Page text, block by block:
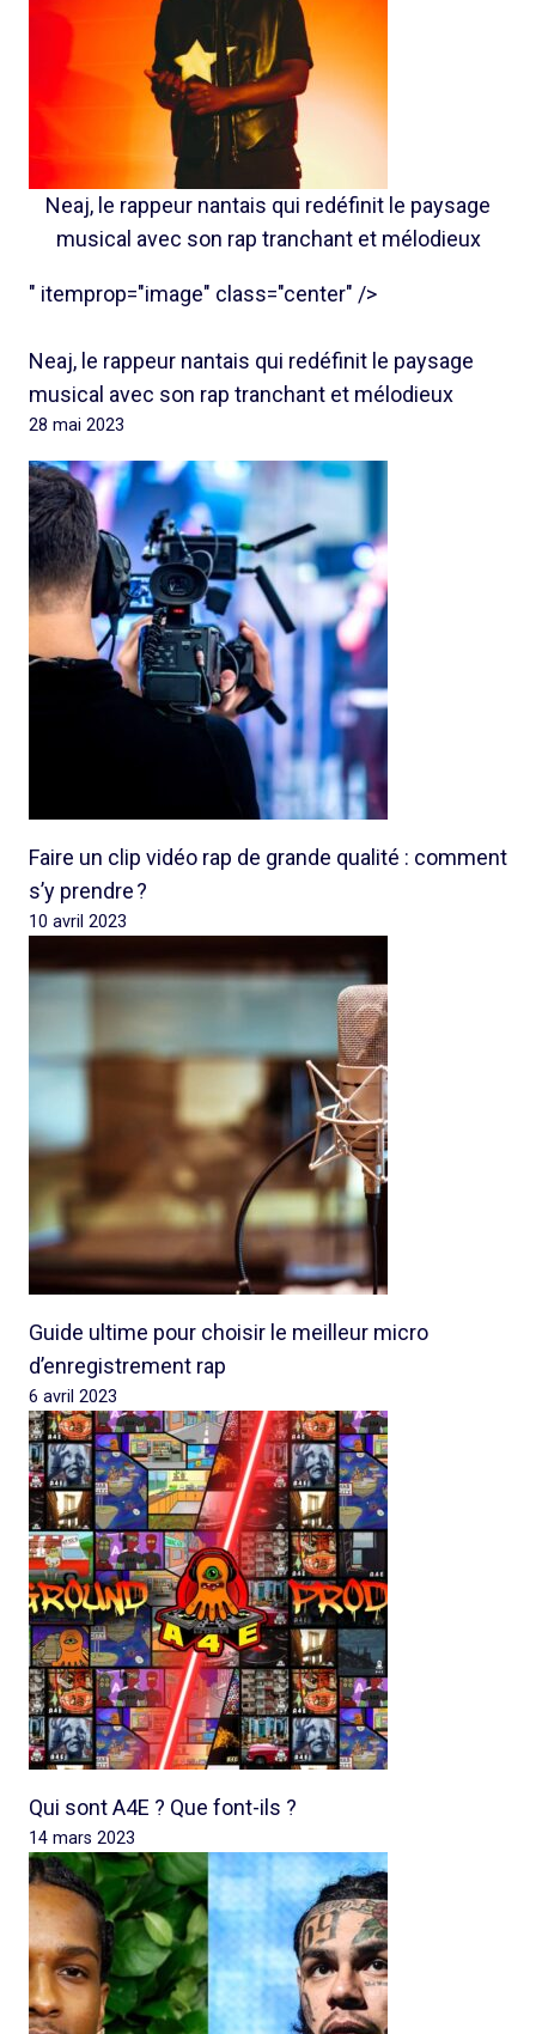
Neaj, le rappeur nantais qui redéfinit le paysage
musical avec son rap tranchant et mélodieux
" itemprop="image" class="center" />
Neaj, le rappeur nantais qui redéfinit le paysage
musical avec son rap tranchant et mélodieux
28 mai 2023
Faire un clip vidéo rap de grande qualité : comment
s’y prendre ?
10 avril 2023
Guide ultime pour choisir le meilleur micro
d’enregistrement rap
6 avril 2023
Qui sont A4E ? Que font-ils ?
14 mars 2023